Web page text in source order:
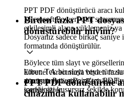
PPT PDF dönüştürücü aracı
Microsoft PowerPoint
etkileşimli alana yüklemeniz
Dosyanız sadece birkaç
formatında dönüştürülür.
Böylece tüm slayt ve
korur. Tek bir slayt veya tüm
aracımız PowerPoint’ten
içeriğinizi kusursuz şekilde
Birden fazla PPT
dönüştürebilir miyim?
Elbette! Aracımızla birden
dönüştürebilirsiniz. Bu işlem
saniye sürer.
PPT PDF dönüştürme
cihazımda kullanabilir